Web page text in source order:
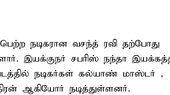
நடிகரான வசந்த் ரவி தற்போது
இயக்குநர் சபரிஸ் நந்தா
நடிகர்கள் கல்யாண் மாஸ்டர் ,
ஆகியோர் நடித்துள்ளனர்.